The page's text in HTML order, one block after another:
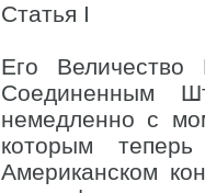
Статья I
Его Величество
Соединенным
немедленно с
которым
Американском